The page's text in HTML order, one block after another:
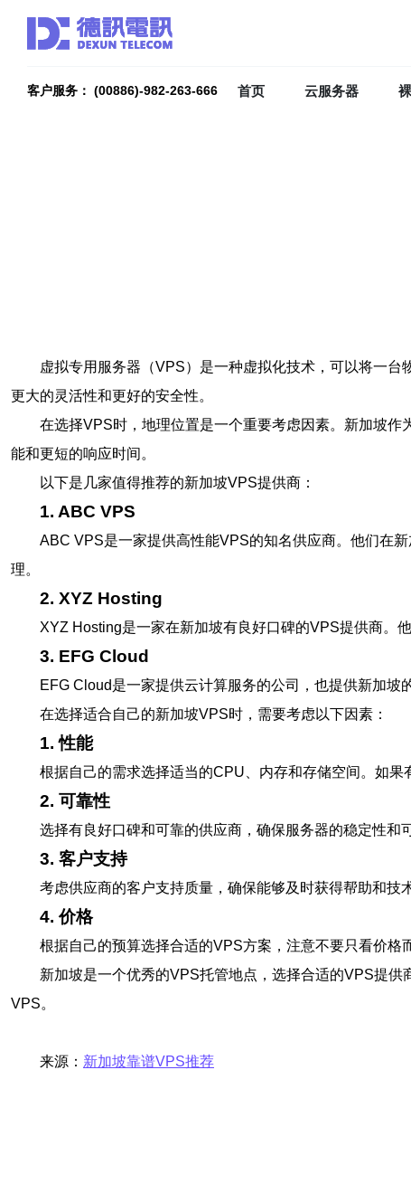
客户服务： (00886)-982-263-666 首页 云服务器
虚拟专用服务器（VPS）是一种虚拟化技术，可以将一
更大的灵活性和更好的安全性。
在选择VPS时，地理位置是一个重要考虑因素。新加坡
能和更短的响应时间。
以下是几家值得推荐的新加坡VPS提供商：
1. ABC VPS
ABC VPS是一家提供高性能VPS的知名供应商。他们在
理。
2. XYZ Hosting
XYZ Hosting是一家在新加坡有良好口碑的VPS提供商。
3. EFG Cloud
EFG Cloud是一家提供云计算服务的公司，也提供新加坡
在选择适合自己的新加坡VPS时，需要考虑以下因素：
1. 性能
根据自己的需求选择适当的CPU、内存和存储空间。如果
2. 可靠性
选择有良好口碑和可靠的供应商，确保服务器的稳定性和
3. 客户支持
考虑供应商的客户支持质量，确保能够及时获得帮助和技
4. 价格
根据自己的预算选择合适的VPS方案，注意不要只看价格
新加坡是一个优秀的VPS托管地点，选择合适的VPS提
VPS。
来源： 新加坡靠谱VPS推荐